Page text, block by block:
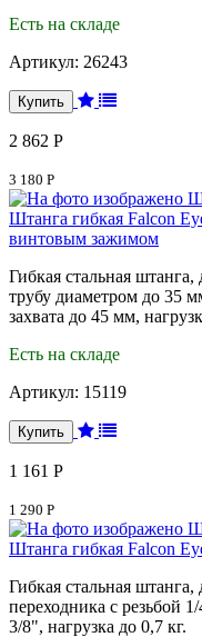
Есть на складе
Артикул: 26243
2 862 Р
3 180 Р
Штанга гибкая Falcon
винтовым зажимом
Гибкая стальная
трубу диаметром до 35
захвата до 45 мм,
Есть на складе
Артикул: 15119
1 161 Р
1 290 Р
Штанга гибкая Falcon
Гибкая стальная
переходника с резьбой
3/8", нагрузка до 0,7 кг.